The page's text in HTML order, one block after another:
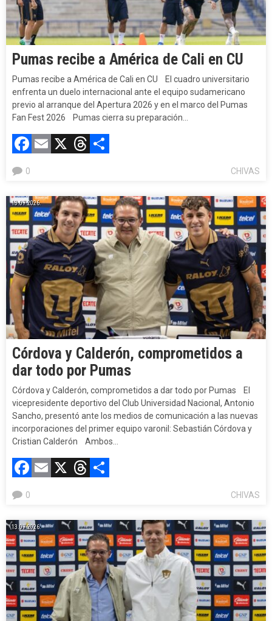
Pumas recibe a América de Cali en CU
Pumas recibe a América de Cali en CU El cuadro universitario
enfrenta un duelo internacional ante el equipo sudamericano
previo al arranque del Apertura 2026 y en el marco del Pumas
Fan Fest 2026 Pumas cierra su preparación…
Facebook
Email
X Threads
CHIVAS
0
13.07.2026.
Córdova y Calderón, comprometidos a
dar todo por Pumas
Córdova y Calderón, comprometidos a dar todo por Pumas El
vicepresidente deportivo del Club Universidad Nacional, Antonio
Sancho, presentó ante los medios de comunicación a las nuevas
incorporaciones del primer equipo varonil: Sebastián Córdova y
Cristian Calderón Ambos…
Facebook
Email
X Threads
CHIVAS
0
13.07.2026.